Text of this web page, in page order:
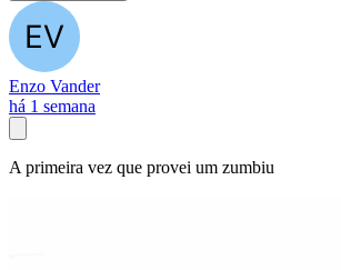
Enzo Vander
há 1 semana
A primeira vez que provei um zumbiu